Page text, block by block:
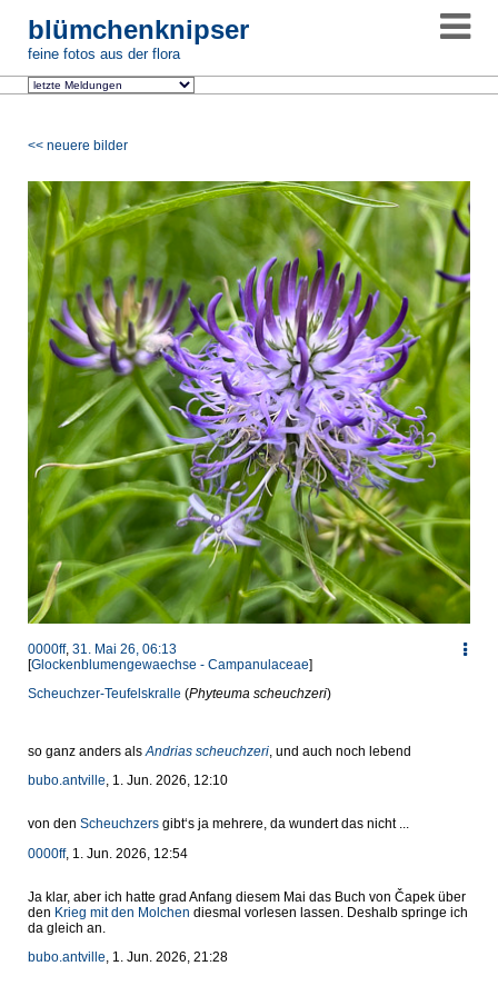
blümchenknipser
feine fotos aus der flora
<< neuere bilder
0000ff, 31. Mai 26, 06:13
[Glockenblumengewaechse - Campanulaceae]
Scheuchzer-Teufelskralle (Phyteuma scheuchzeri)
so ganz anders als Andrias scheuchzeri , und auch noch lebend
bubo.antville, 1. Jun. 2026, 12:10
von den Scheuchzers gibt‘s ja mehrere, da wundert das nicht ...
0000ff, 1. Jun. 2026, 12:54
Ja klar, aber ich hatte grad Anfang diesem Mai das Buch von Čapek über
den Krieg mit den Molchen diesmal vorlesen lassen. Deshalb springe ich
da gleich an.
bubo.antville, 1. Jun. 2026, 21:28